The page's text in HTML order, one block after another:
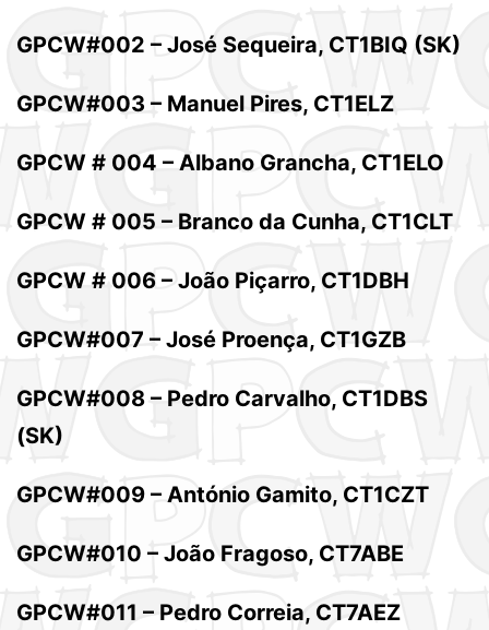
GPCW#002 – José Sequeira, CT1BIQ (SK)
GPCW#003 – Manuel Pires, CT1ELZ
GPCW # 004 – Albano Grancha, CT1ELO
GPCW # 005 – Branco da Cunha, CT1CLT
GPCW # 006 – João Piçarro, CT1DBH
GPCW#007 – José Proença, CT1GZB
GPCW#008 – Pedro Carvalho, CT1DBS
(SK)
GPCW#009 – António Gamito, CT1CZT
GPCW#010 – João Fragoso, CT7ABE
GPCW#011 – Pedro Correia, CT7AEZ